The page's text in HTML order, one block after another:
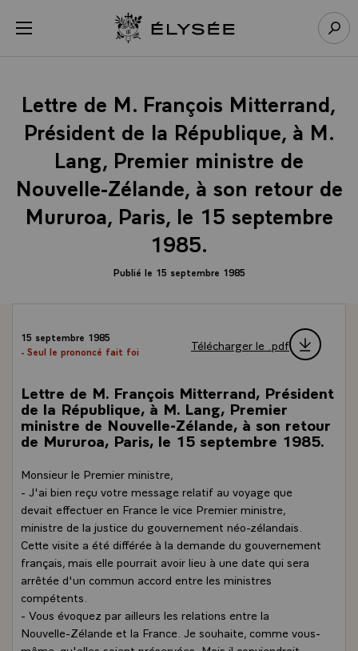
menu Retour à l’accueil Élysée
Lettre de M. François Mitterrand,
Président de la République, à M.
Lang, Premier ministre de
Nouvelle-Zélande, à son retour de
Mururoa, Paris, le 15 septembre
1985.
Publié le 15 septembre 1985
15 septembre 1985
- Seul le prononcé fait foi
Télécharger le .pdf
Lettre de M. François Mitterrand, Président
de la République, à M. Lang, Premier
ministre de Nouvelle-Zélande, à son retour
de Mururoa, Paris, le 15 septembre 1985.
Monsieur le Premier ministre,
- J'ai bien reçu votre message relatif au voyage que
devait effectuer en France le vice Premier ministre,
ministre de la justice du gouvernement néo-zélandais.
Cette visite a été différée à la demande du gouvernement
français, mais elle pourrait avoir lieu à une date qui sera
arrêtée d'un commun accord entre les ministres
compétents.
- Vous évoquez par ailleurs les relations entre la
Nouvelle-Zélande et la France. Je souhaite, comme vous-
Panneau de gestion des cookies